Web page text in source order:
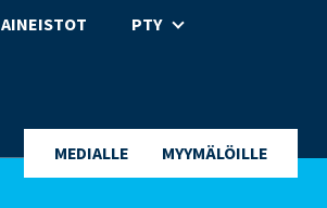
AINEISTOT PTY
MEDIALLE MYYMÄLÖILLE